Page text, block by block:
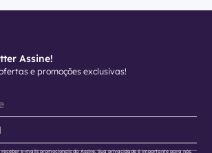
Assine!
e promoções exclusivas!
receber e-mails promocionais da Assine. Sua privacidade é importante para nós.